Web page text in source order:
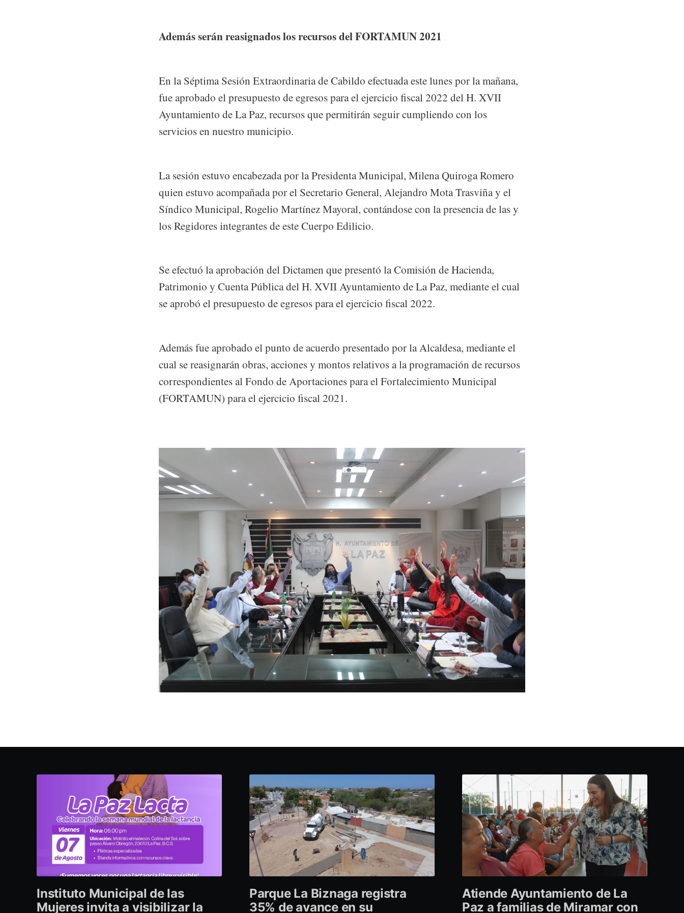
Además serán reasignados los recursos del FORTAMUN 2021
En la Séptima Sesión Extraordinaria de Cabildo efectuada este lunes por la mañana,
fue aprobado el presupuesto de egresos para el ejercicio fiscal 2022 del H. XVII
Ayuntamiento de La Paz, recursos que permitirán seguir cumpliendo con los
servicios en nuestro municipio.
La sesión estuvo encabezada por la Presidenta Municipal, Milena Quiroga Romero
quien estuvo acompañada por el Secretario General, Alejandro Mota Trasviña y el
Síndico Municipal, Rogelio Martínez Mayoral, contándose con la presencia de las y
los Regidores integrantes de este Cuerpo Edilicio.
Se efectuó la aprobación del Dictamen que presentó la Comisión de Hacienda,
Patrimonio y Cuenta Pública del H. XVII Ayuntamiento de La Paz, mediante el cual
se aprobó el presupuesto de egresos para el ejercicio fiscal 2022.
Además fue aprobado el punto de acuerdo presentado por la Alcaldesa, mediante el
cual se reasignarán obras, acciones y montos relativos a la programación de recursos
correspondientes al Fondo de Aportaciones para el Fortalecimiento Municipal
(FORTAMUN) para el ejercicio fiscal 2021.
Instituto Municipal de las
Mujeres invita a visibilizar la
Parque La Biznaga registra
35% de avance en su
Atiende Ayuntamiento de La
Paz a familias de Miramar con